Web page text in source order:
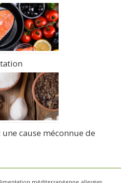
cause méconnue de
méditerranéenne